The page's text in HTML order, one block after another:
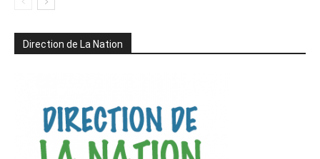
Direction de La Nation